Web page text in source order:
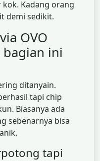
Kadang orang
demi sedikit.
OVO
bagian ini
ditanyain.
tapi chip
Biasanya ada
sebenarnya bisa
tapi